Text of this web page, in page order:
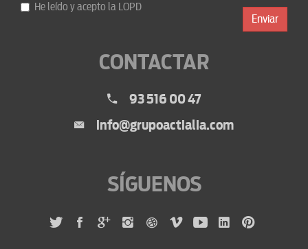
He leído y acepto la LOPD
Enviar
CONTACTAR
93 516 00 47
info@grupoactialia.com
SÍGUENOS